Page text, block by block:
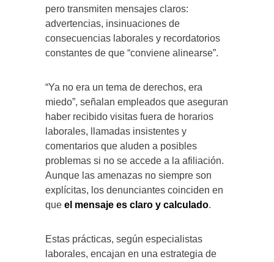
pero transmiten mensajes claros:
advertencias, insinuaciones de
consecuencias laborales y recordatorios
constantes de que “conviene alinearse”.
“Ya no era un tema de derechos, era
miedo”, señalan empleados que aseguran
haber recibido visitas fuera de horarios
laborales, llamadas insistentes y
comentarios que aluden a posibles
problemas si no se accede a la afiliación.
Aunque las amenazas no siempre son
explícitas, los denunciantes coinciden en
que el mensaje es claro y calculado.
Estas prácticas, según especialistas
laborales, encajan en una estrategia de